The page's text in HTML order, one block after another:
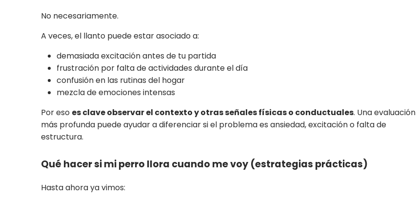
No necesariamente.
A veces, el llanto puede estar asociado a:
demasiada excitación antes de tu partida
frustración por falta de actividades durante el día
confusión en las rutinas del hogar
mezcla de emociones intensas
Por eso es clave observar el contexto y otras señales físicas o conductuales. Una evaluación
más profunda puede ayudar a diferenciar si el problema es ansiedad, excitación o falta de
estructura.
Qué hacer si mi perro llora cuando me voy (estrategias prácticas)
Hasta ahora ya vimos: